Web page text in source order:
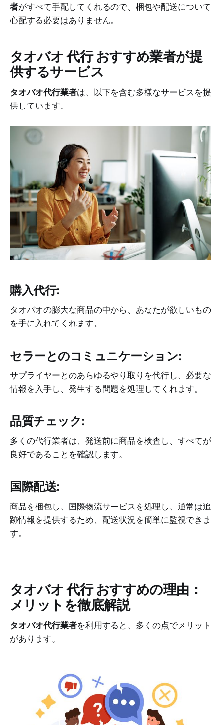
者がすべて手配してくれるので、梱包や配送について
心配する必要はありません。
タオバオ 代行 おすすめ業者が提
供するサービス
タオバオ代行業者は、以下を含む多様なサービスを提
供しています。
購入代行:
タオバオの膨大な商品の中から、あなたが欲しいもの
を手に入れてくれます。
セラーとのコミュニケーション:
サプライヤーとのあらゆるやり取りを代行し、必要な
情報を入手し、発生する問題を処理してくれます。
品質チェック:
多くの代行業者は、発送前に商品を検査し、すべてが
良好であることを確認します。
国際配送:
商品を梱包し、国際物流サービスを処理し、通常は追
跡情報を提供するため、配送状況を簡単に監視できま
す。
タオバオ 代行 おすすめの理由：
メリットを徹底解説
タオバオ代行業者を利用すると、多くの点でメリット
があります。